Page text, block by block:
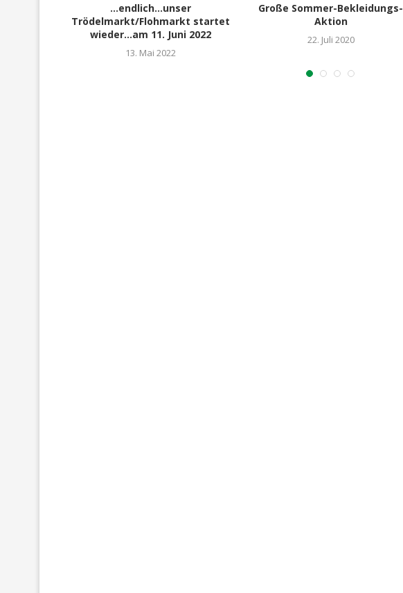
…endlich…unser
Trödelmarkt/Flohmarkt startet
wieder…am 11. Juni 2022
13. Mai 2022
Große Sommer-Bekleidungs-
Aktion
22. Juli 2020